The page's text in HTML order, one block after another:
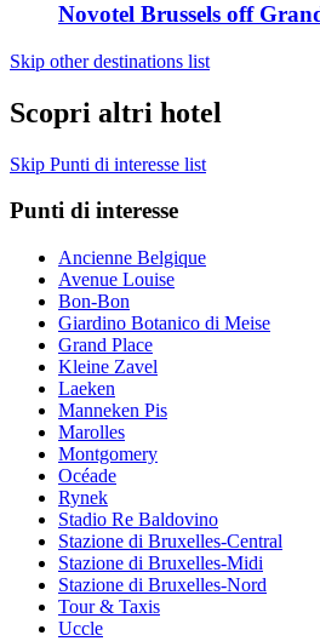
Novotel Brussels off
Skip other destinations list
Scopri altri hotel
Skip Punti di interesse list
Punti di interesse
Ancienne Belgique
Avenue Louise
Bon-Bon
Giardino Botanico di Meise
Grand Place
Kleine Zavel
Laeken
Manneken Pis
Marolles
Montgomery
Océade
Rynek
Stadio Re Baldovino
Stazione di Bruxelles-Central
Stazione di Bruxelles-Midi
Stazione di Bruxelles-Nord
Tour & Taxis
Uccle